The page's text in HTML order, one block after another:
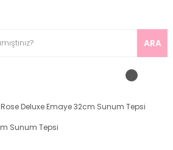
ARA
Rose Deluxe Emaye 32cm Sunum Tepsi